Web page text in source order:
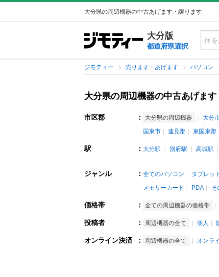
大分県の周辺機器の中古あげます・譲ります
大分版
都道府県選択
ジモティー 売ります・あげます パソコン
大分県の周辺機器の中古あげま
市区郡 ： 大分県の周辺機器 大分
国東市
速見郡 東国東郡
駅 ： 大分駅 別府駅 高城駅
ジャンル ： 全てのパソコン タブレッ
メモリーカード
PDA そ
価格帯 ： 全ての周辺機器の価格帯
投稿者 ： 周辺機器の全て 個人
オンライン決済 ： 周辺機器の全て オンラ